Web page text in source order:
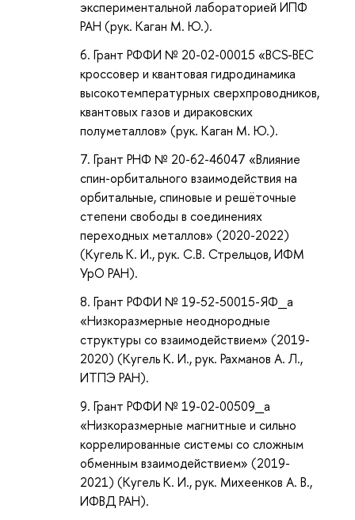
экспериментальной лабораторией ИПФ
РАН (рук. Каган М. Ю.).
Грант РФФИ № 20-02-00015 «BCS-BEC
кроссовер и квантовая гидродинамика
высокотемпературных сверхпроводников,
квантовых газов и дираковских
полуметаллов» (рук. Каган М. Ю.).
Грант РНФ № 20-62-46047 «Влияние
спин-орбитального взаимодействия на
орбитальные, спиновые и решёточные
степени свободы в соединениях
переходных металлов» (2020-2022)
(Кугель К. И., рук. С.В. Стрельцов, ИФМ
УрО РАН).
Грант РФФИ № 19-52-50015-ЯФ_а
«Низкоразмерные неоднородные
структуры со взаимодействием» (2019-
2020) (Кугель К. И., рук. Рахманов А. Л.,
ИТПЭ РАН).
Грант РФФИ № 19-02-00509_а
«Низкоразмерные магнитные и сильно
коррелированные системы со сложным
обменным взаимодействием» (2019-
2021) (Кугель К. И., рук. Михеенков А. В.,
ИФВД РАН).